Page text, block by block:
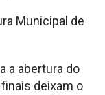
Municipal de
a abertura do
deixam o